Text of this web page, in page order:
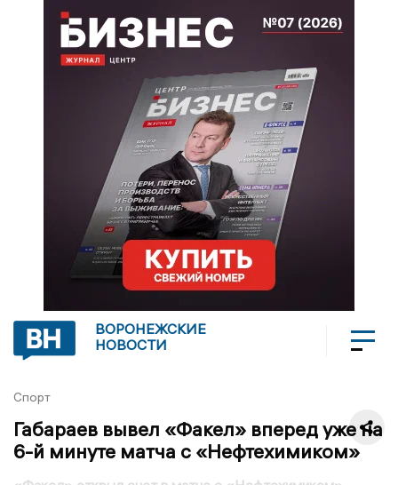
ВОРОНЕЖСКИЕ
НОВОСТИ
Спорт
Габараев вывел «Факел» вперед уже на
6-й минуте матча с «Нефтехимиком»